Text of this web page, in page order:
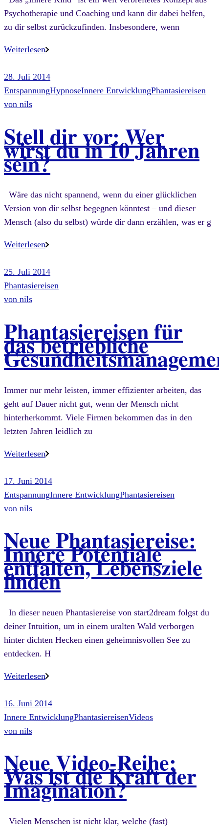
Psychotherapie und Coaching und kann dir dabei helfen,
zu dir selbst zurückzufinden. Insbesondere, wenn
Weiterlesen
28. Juli 2014
EntspannungHypnoseInnere EntwicklungPhantasiereisen
von nils
Stell dir vor: Wer
wirst du in 10 Jahren
sein?
Wäre das nicht spannend, wenn du einer glücklichen
Version von dir selbst begegnen könntest – und dieser
Mensch (also du selbst) würde dir dann erzählen, was er g
Weiterlesen
25. Juli 2014
Phantasiereisen
von nils
Phantasiereisen für
das betriebliche
Immer nur mehr leisten, immer effizienter arbeiten, das
geht auf Dauer nicht gut, wenn der Mensch nicht
hinterherkommt. Viele Firmen bekommen das in den
letzten Jahren leidlich zu
Weiterlesen
17. Juni 2014
EntspannungInnere EntwicklungPhantasiereisen
von nils
Neue Phantasiereise:
Innere Potentiale
entfalten, Lebensziele
finden
In dieser neuen Phantasiereise von start2dream folgst du
deiner Intuition, um in einem uralten Wald verborgen
hinter dichten Hecken einen geheimnisvollen See zu
entdecken. H
Weiterlesen
16. Juni 2014
Innere EntwicklungPhantasiereisenVideos
von nils
Neue Video-Reihe:
Was ist die Kraft der
Imagination?
Vielen Menschen ist nicht klar, welche (fast)